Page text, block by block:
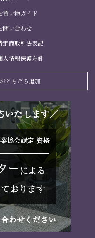
買い物ガイド
問い合わせ
定商取引法表記
人情報保護方針
ともだち追加